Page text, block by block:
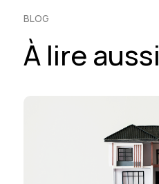
BLOG
À lire aussi